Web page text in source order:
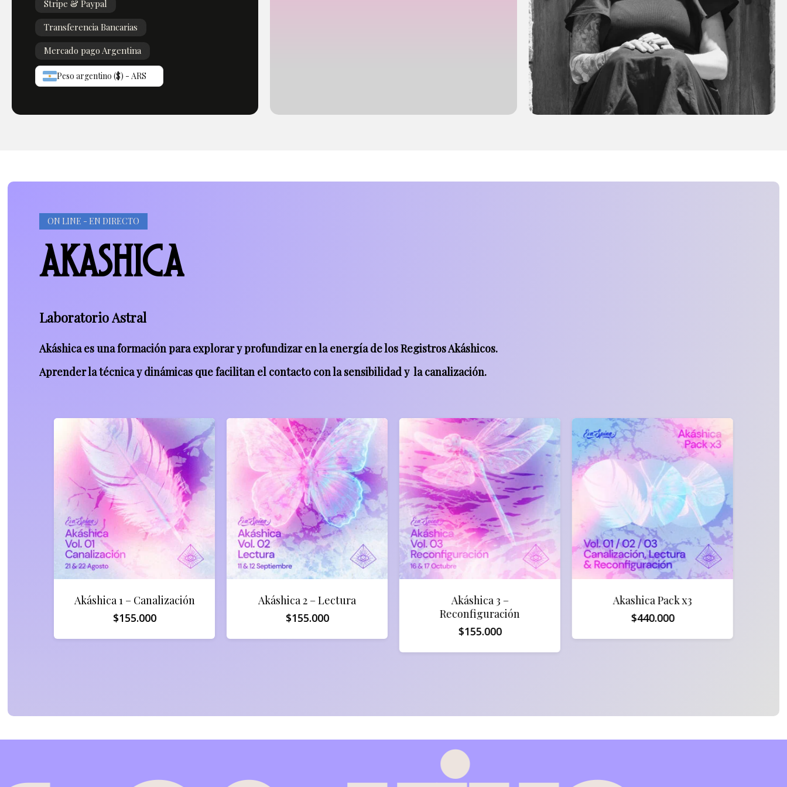
Stripe & Paypal
Transferencia Bancarias
Mercado pago Argentina
Peso argentino ($) - ARS
ON LINE - EN DIRECTO
AKASHICA
LaboratorioAstral
Akáshica es una formación para explorar y profundizar en la energía de los Registros Akáshicos.
Aprender la técnica y dinámicas que facilitan el contacto con la sensibilidad y la canalización.
Akáshica 1 – Canalización
$155.000
Akáshica 2 – Lectura
$155.000
Akáshica 3 –
Reconfiguración
$155.000
Akashica Pack x3
$440.000